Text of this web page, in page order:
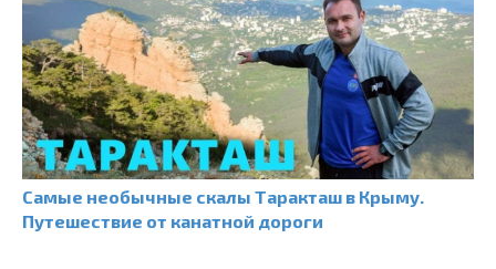
Самые необычные скалы Таракташ в Крыму.
Путешествие от канатной дороги